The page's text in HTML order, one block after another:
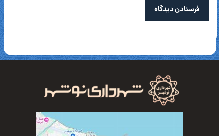
فرستادن دیدگاه